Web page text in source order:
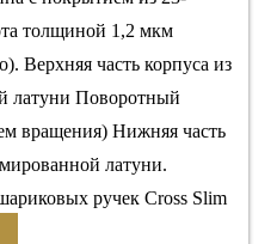
толщиной 1,2 мкм
Верхняя часть корпуса из
латуни Поворотный
вращения) Нижняя часть
латуни.
ручек Cross Slim